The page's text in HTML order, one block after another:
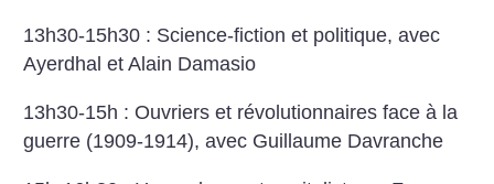
13h30-15h30 : Science-fiction et politique, avec
Ayerdhal et Alain Damasio
13h30-15h : Ouvriers et révolutionnaires face à la
guerre (1909-1914), avec Guillaume Davranche